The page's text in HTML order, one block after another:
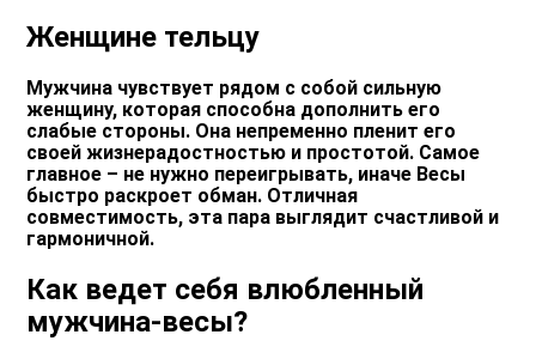
Женщине тельцу
Мужчина чувствует рядом с собой сильную
женщину, которая способна дополнить его
слабые стороны. Она непременно пленит его
своей жизнерадостностью и простотой. Самое
главное – не нужно переигрывать, иначе Весы
быстро раскроет обман. Отличная
совместимость, эта пара выглядит счастливой и
гармоничной.
Как ведет себя влюбленный
мужчина-весы?